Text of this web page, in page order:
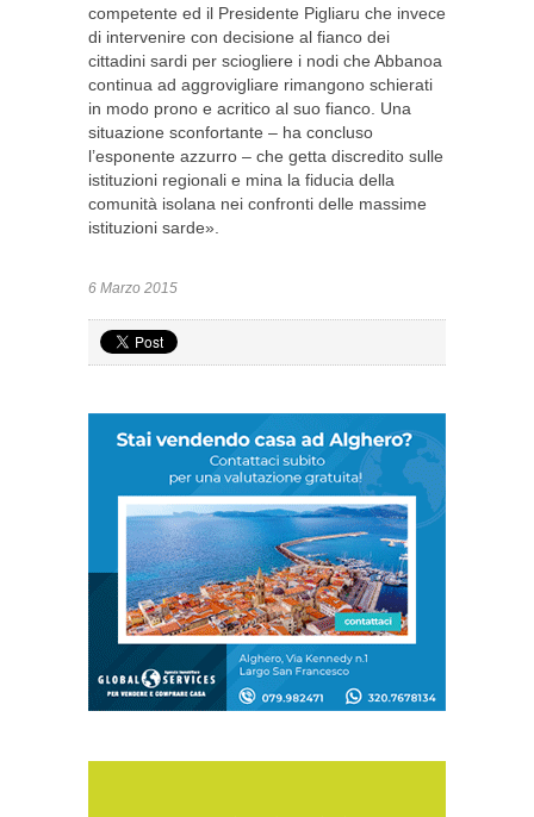
competente ed il Presidente Pigliaru che invece
di intervenire con decisione al fianco dei
cittadini sardi per sciogliere i nodi che Abbanoa
continua ad aggrovigliare rimangono schierati
in modo prono e acritico al suo fianco. Una
situazione sconfortante – ha concluso
l’esponente azzurro – che getta discredito sulle
istituzioni regionali e mina la fiducia della
comunità isolana nei confronti delle massime
istituzioni sarde».
6 Marzo 2015